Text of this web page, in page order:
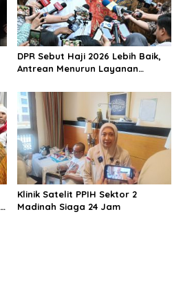
DPR Sebut Haji 2026 Lebih Baik,
Antrean Menurun Layanan
Klinik Satelit PPIH Sektor 2
Madinah Siaga 24 Jam